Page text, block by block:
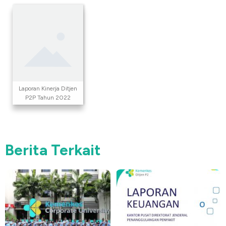
Laporan Kinerja Ditjen
P2P Tahun 2022
Berita Terkait